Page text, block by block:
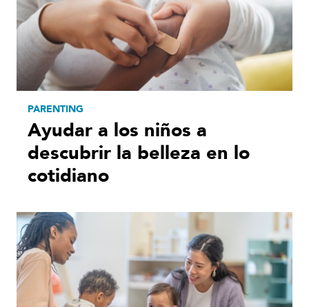
PARENTING
Ayudar a los niños a
descubrir la belleza en lo
cotidiano